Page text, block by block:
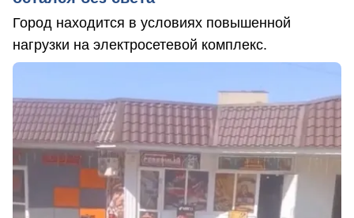
Город находится в условиях повышенной
нагрузки на электросетевой комплекс.